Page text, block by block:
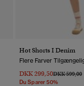
Hot Shorts I Denim
Flere Farver
DKK 299,50Pris Nedsat
DKK 599,00
Du Sparer 50%